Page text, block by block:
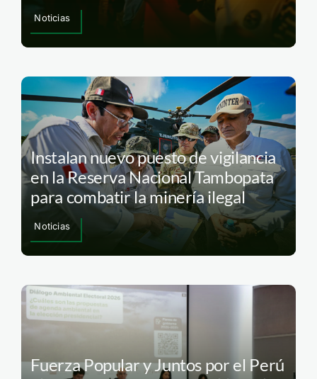
Noticias
Instalan nuevo puesto de vigilancia
en la Reserva Nacional Tambopata
para combatir la minería ilegal
Noticias
Fuerza Popular y Juntos por el Perú